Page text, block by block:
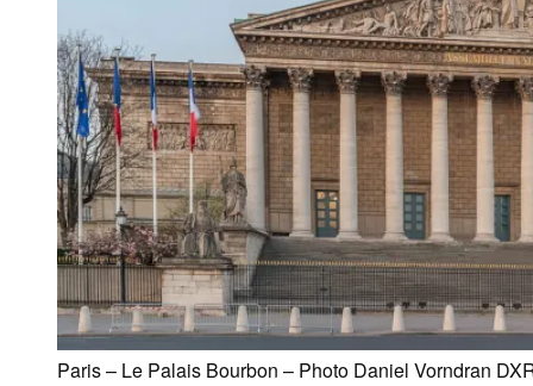
Paris – Le Palais Bourbon – Photo Daniel Vorndran